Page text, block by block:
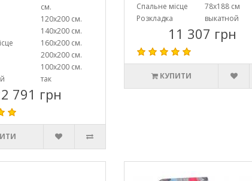
см.
120х200 см.
140х200 см.
160х200 см.
200х200 см.
100х200 см.
так
791 грн
Спальне місце
78х188 см
Розкладка
выкатной
11 307 грн
КУПИТИ